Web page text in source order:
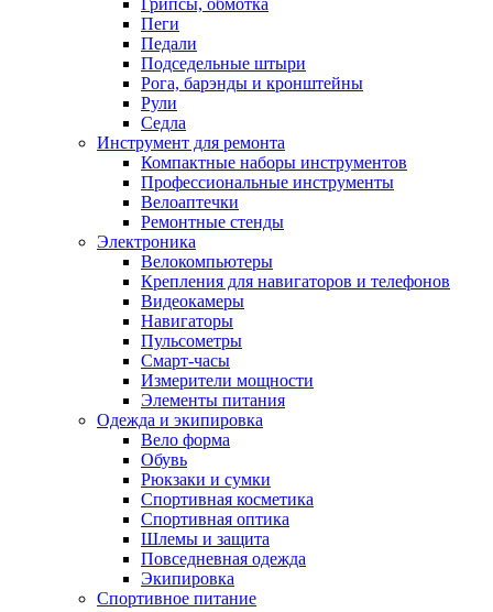
Пеги
Педали
Подседельные штыри
Рога, барэнды и кронштейны
Рули
Седла
Инструмент для ремонта
Компактные наборы инструментов
Профессиональные инструменты
Велоаптечки
Ремонтные стенды
Электроника
Велокомпьютеры
Крепления для навигаторов и телефонов
Видеокамеры
Навигаторы
Пульсометры
Смарт-часы
Измерители мощности
Элементы питания
Одежда и экипировка
Вело форма
Обувь
Рюкзаки и сумки
Спортивная косметика
Спортивная оптика
Шлемы и защита
Повседневная одежда
Экипировка
Спортивное питание